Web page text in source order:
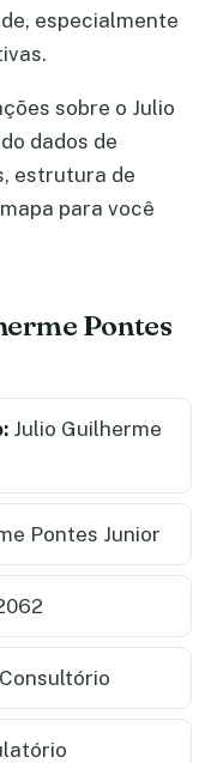
especialmente
sobre o Julio
dados de
estrutura de
para você
Pontes
Julio Guilherme
Pontes Junior
Consultório